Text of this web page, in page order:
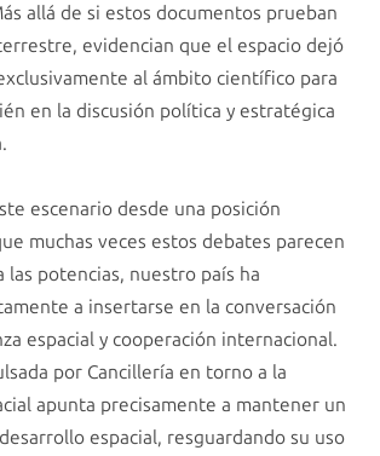
allá de si estos documentos prueban
evidencian que el espacio dejó
al ámbito científico para
en la discusión política y estratégica
escenario desde una posición
muchas veces estos debates parecen
las potencias, nuestro país ha
a insertarse en la conversación
espacial y cooperación internacional.
por Cancillería en torno a la
apunta precisamente a mantener un
espacial, resguardando su uso